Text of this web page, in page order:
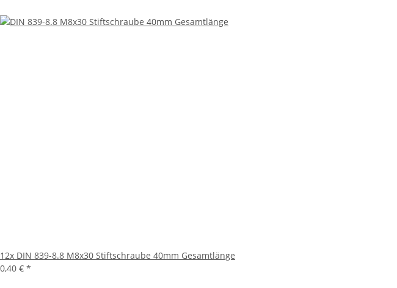
12x DIN 839-8.8 M8x30 Stiftschraube 40mm Gesamtlänge
0,40 € *